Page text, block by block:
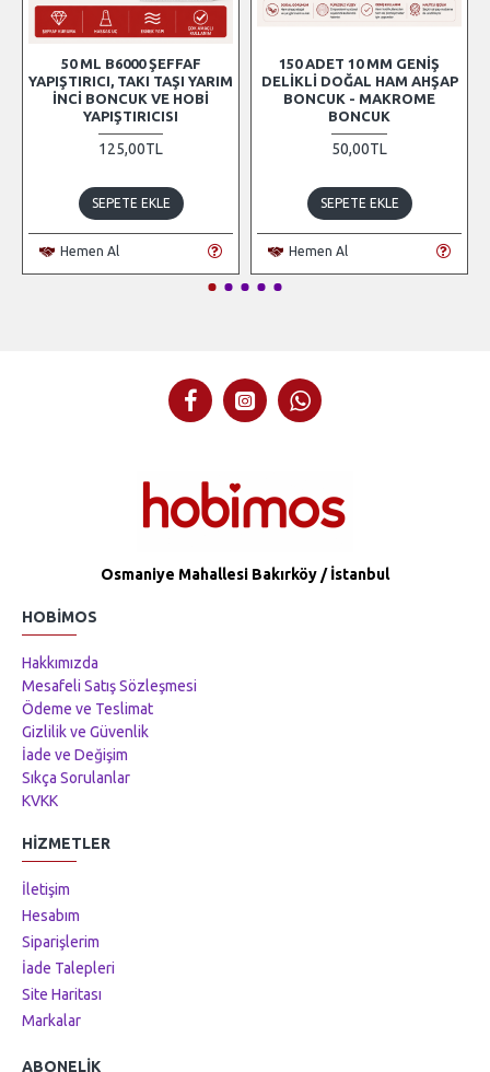
50 ML B6000 ŞEFFAF
YAPIŞTIRICI, TAKI TAŞI YARIM
İNCI BONCUK VE HOBI
YAPIŞTIRICISI
125,00TL
SEPETE EKLE
Hemen Al
150 ADET 10 MM GENIŞ
DELIKLI DOĞAL HAM AHŞAP
BONCUK - MAKROME
BONCUK
50,00TL
SEPETE EKLE
Hemen Al
Osmaniye Mahallesi Bakırköy / İstanbul
HOBIMOS
Hakkımızda
Mesafeli Satış Sözleşmesi
Ödeme ve Teslimat
Gizlilik ve Güvenlik
İade ve Değişim
Sıkça Sorulanlar
KVKK
HIZMETLER
İletişim
Hesabım
Siparişlerim
İade Talepleri
Site Haritası
Markalar
ABONELIK